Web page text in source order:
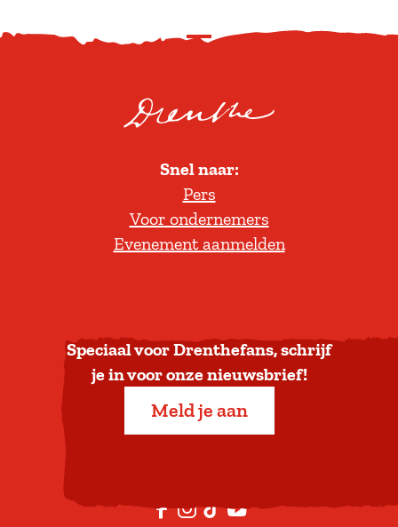
S
o
l
t
e
r
a
a
b
n
Snel naar:
Pers
Voor ondernemers
Evenement aanmelden
Speciaal voor Drenthefans, schrijf
je in voor onze nieuwsbrief!
Meld je aan
F
I
T
Y